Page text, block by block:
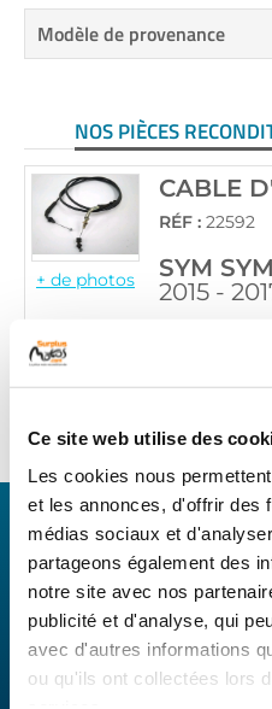
Ce site web utilise des
Les cookies nous
et les annonces, d'offrir des
médias sociaux et
partageons également des
notre site avec nos
publicité et d'analyse, qui
avec d'autres informations
ou qu'ils ont collectées lors
Modèle de provenance
NOS PIÈCES
+ de photos
CABLE
RÉF : 22592
SYM
2015 -
17,90 € TTC
en stock
CONNECTEZ-VOUS
RÉPARATEUR FAVORI
Avec Surplus Motos,
technique de notre
Distributeurs. De l’achat